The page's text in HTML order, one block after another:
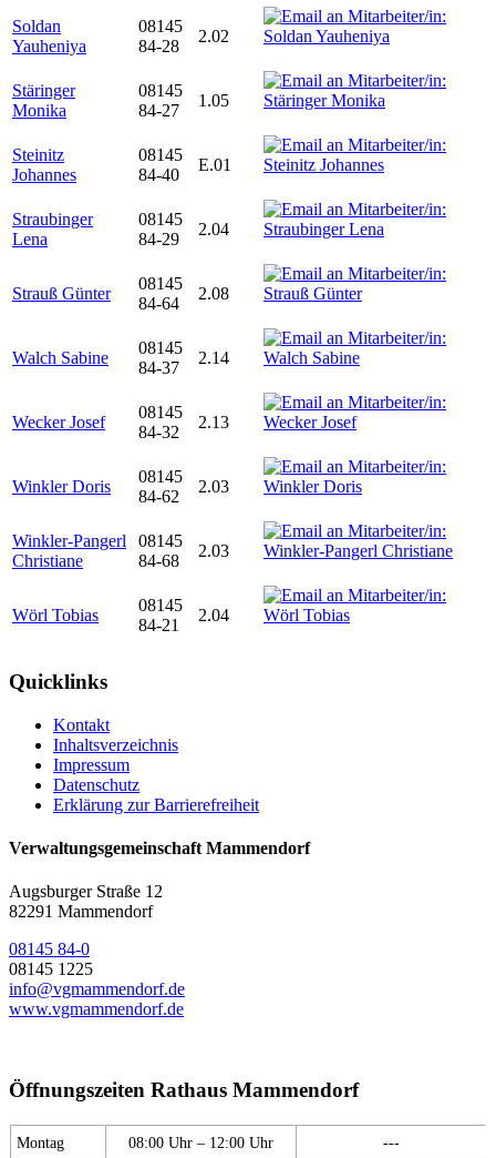
Soldan
Yauheniya
08145
84-28
2.02
Stäringer
Monika
08145
84-27
1.05
Steinitz
Johannes
08145
84-40
E.01
Straubinger
Lena
08145
84-29
2.04
Strauß Günter
08145
84-64
2.08
Walch Sabine
08145
84-37
2.14
Wecker Josef
08145
84-32
2.13
Winkler Doris
08145
84-62
2.03
Winkler-Pangerl
Christiane
08145
84-68
2.03
Wörl Tobias
08145
84-21
2.04
Quicklinks
Kontakt
Inhaltsverzeichnis
Impressum
Datenschutz
Erklärung zur Barrierefreiheit
Verwaltungsgemeinschaft Mammendorf
Augsburger Straße 12
82291 Mammendorf
08145 84-0
08145 1225
info@vgmammendorf.de
www.vgmammendorf.de
Öffnungszeiten Rathaus Mammendorf
Montag 08:00 Uhr – 12:00 Uhr ---